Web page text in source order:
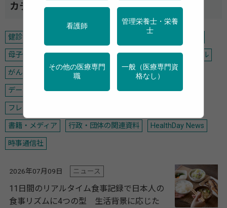
カテゴリ一覧
健診・検診
母子保健 学校保健 メンタルヘルス 禁煙 アルコール
がん 栄養 調査・統計 デジタル・AI
データヘルス計画 高齢者 女性の健康
フレイル・介護予防
書籍・メディア 行政・団体の関連資料 HealthDay News
時事通信社
2026年07月09日 ニュース
11日間のリアルタイム食事記録で日本人の
食事リズムに4つの型 生活背景に応じた
看護師
管理栄養士・栄養
士
その他の医療専門
職
一般（医療専門資
格なし）